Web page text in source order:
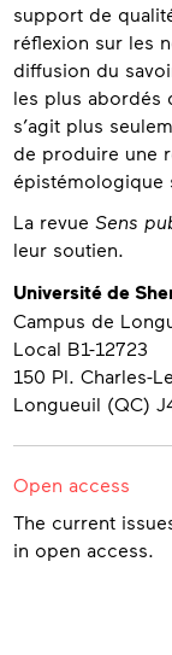
support de
réflexion sur les
diffusion du
les plus abordés
s’agit plus
de produire une
épistémologique
La revue Sens
leur soutien.
Contact
Université de
Campus de
Local B1-12723
150 Pl. Charles-
Longueuil (QC)
Open access
The current
in open access.